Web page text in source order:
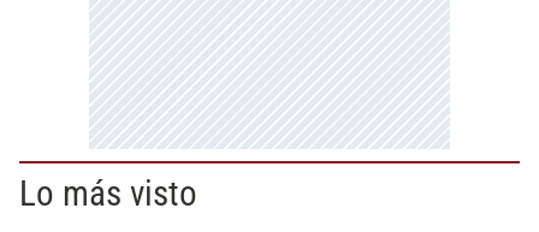
Lo más visto